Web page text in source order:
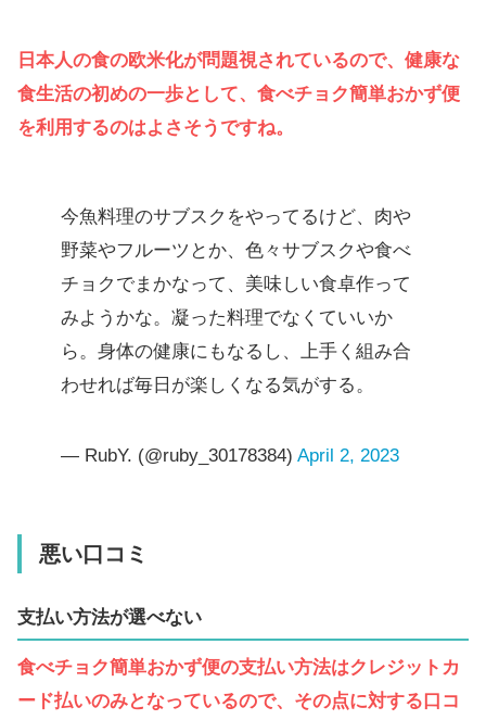
日本人の食の欧米化が問題視されているので、健康な
食生活の初めの一歩として、食べチョク簡単おかず便
を利用するのはよさそうですね。
今魚料理のサブスクをやってるけど、肉や
野菜やフルーツとか、色々サブスクや食べ
チョクでまかなって、美味しい食卓作って
みようかな。凝った料理でなくていいか
ら。身体の健康にもなるし、上手く組み合
わせれば毎日が楽しくなる気がする。
— RubY. (@ruby_30178384) April 2, 2023
悪い口コミ
支払い方法が選べない
食べチョク簡単おかず便の支払い方法はクレジットカ
ード払いのみとなっているので、その点に対する口コ